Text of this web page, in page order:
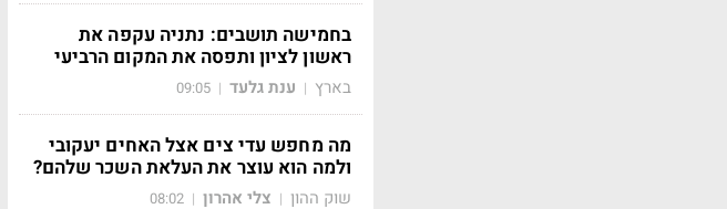
בחמישה תושבים: נתניה עקפה את
ראשון לציון ותפסה את המקום הרביעי
בארץ | ענת גלעד |
09:05
מה מחפש עדי צים אצל האחים יעקובי
ולמה הוא עוצר את העלאת השכר שלהם?
שוק ההון | צלי אהרון |
08:02